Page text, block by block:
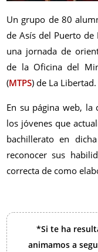
Un grupo de 80
de Asís del Puerto de
una jornada de
de la Oficina del
(MTPS) de La Libertad.
En su página web, la
los jóvenes que
bachillerato en
reconocer sus
correcta de como
*Si te ha
animamos a